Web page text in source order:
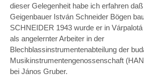
dieser Gelegenheit habe ich erfahren
Geigenbauer István Schneider Bögen
SCHNEIDER 1943 wurde er in
als angelernter Arbeiter in der
Blechblassinstrumentenabteilung der
Musikinstrumentengenossenschaft
bei János Gruber.